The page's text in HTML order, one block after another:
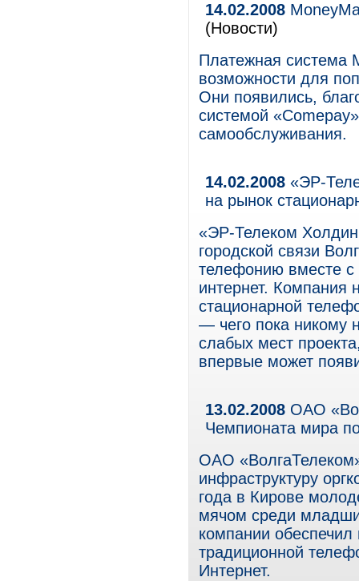
14.02.2008
(Новости)
Платежная система
возможности для
Они появились,
системой
самообслуживания.
14.02.2008 «ЭР-
на рынок
«ЭР-Телеком
городской связи
телефонию вместе
интернет. Компания
стационарной
— чего пока никому
слабых мест
впервые может
13.02.2008 ОАО
Чемпионата мира
ОАО
инфраструктуру
года в Кирове
мячом среди
компании
традиционной
Интернет.